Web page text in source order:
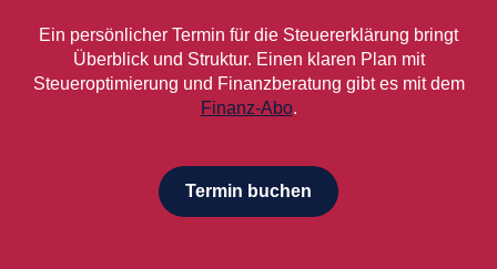
Ein persönlicher Termin für die Steuererklärung bringt
Überblick und Struktur. Einen klaren Plan mit
Steueroptimierung und Finanzberatung gibt es mit dem
Finanz-Abo.
Termin buchen